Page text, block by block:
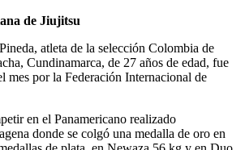
de Jiujitsu
atleta de la selección Colombia de
Cundinamarca, de 27 años de edad, fue
mes por la Federación Internacional de
en el Panamericano realizado
donde se colgó una medalla de oro en